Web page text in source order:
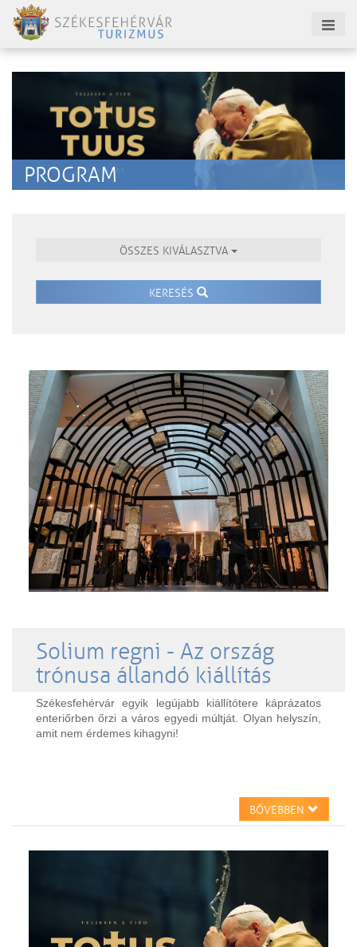
PROGRAM
ÖSSZES KIVÁLASZTVA
KERESÉS
Solium regni - Az ország
trónusa állandó kiállítás
Székesfehérvár egyik legújabb kiállítótere káprázatos
enteriőrben őrzi a város egyedi múltját. Olyan helyszín,
amit nem érdemes kihagyni!
BŐVEBBEN